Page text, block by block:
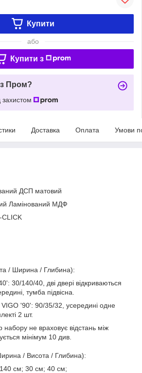
Купити
або
Купити з
Пром?
Доставка Оплата Умови
ДСП матовий
Ламінований МДФ
/ Ширина / Глибина):
': 30/140/40, дві двері відкриваються
тумба підвісна.
VIGO '90': 90/35/32, усередині одне
2 шт.
набору не враховує відстань між
мінімум 10 див.
/ Висота / Глибина):
см; 30 см; 40 см;